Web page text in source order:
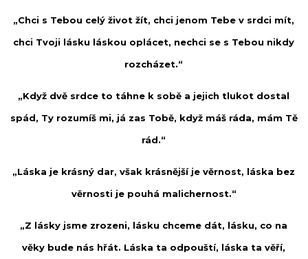
„Chci s Tebou celý život žít, chci jenom Tebe v srdci mít,
chci Tvoji lásku láskou oplácet, nechci se s Tebou nikdy
rozcházet.“
„Když dvě srdce to táhne k sobě a jejich tlukot dostal
spád, Ty rozumíš mi, já zas Tobě, když máš ráda, mám Tě
rád.“
„Láska je krásný dar, však krásnější je věrnost, láska bez
věrnosti je pouhá malichernost.“
„Z lásky jsme zrozeni, lásku chceme dát, lásku, co na
věky bude nás hřát. Láska ta odpouští, láska ta věří,